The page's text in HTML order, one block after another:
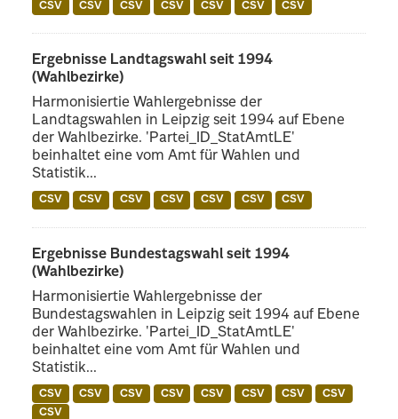
CSV CSV CSV CSV CSV CSV CSV
Ergebnisse Landtagswahl seit 1994
(Wahlbezirke)
Harmonisiertie Wahlergebnisse der
Landtagswahlen in Leipzig seit 1994 auf Ebene
der Wahlbezirke. 'Partei_ID_StatAmtLE'
beinhaltet eine vom Amt für Wahlen und
Statistik...
CSV CSV CSV CSV CSV CSV CSV
Ergebnisse Bundestagswahl seit 1994
(Wahlbezirke)
Harmonisiertie Wahlergebnisse der
Bundestagswahlen in Leipzig seit 1994 auf Ebene
der Wahlbezirke. 'Partei_ID_StatAmtLE'
beinhaltet eine vom Amt für Wahlen und
Statistik...
CSV CSV CSV CSV CSV CSV CSV
CSV
CSV